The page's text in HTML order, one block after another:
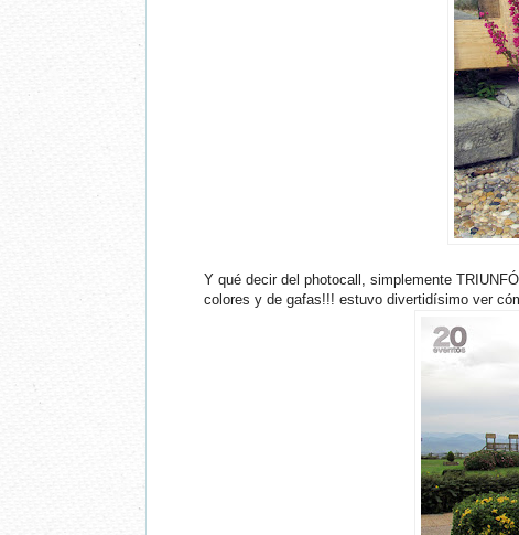
Y qué decir del photocall, simplemente
colores y de gafas!!! estuvo divertidísimo ver